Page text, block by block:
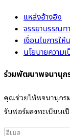
แหล่งอ้างอิง
จรรยาบรรณท
เงื่อนไขการให้
นโยบายความ
ร่วมพัฒนาพจนานุก
คุณช่วยให้พจนานุกร
รับฟอร์มลงทะเบียน